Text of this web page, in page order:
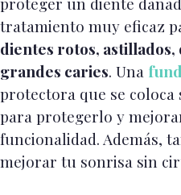
tratamiento muy eficaz
dientes rotos,
grandes caries. Una
protectora que se
para protegerlo y
funcionalidad. Además,
mejorar tu sonrisa sin